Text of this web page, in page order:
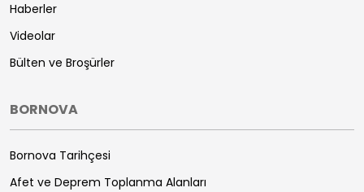
Haberler
Videolar
Bülten ve Broşürler
BORNOVA
Bornova Tarihçesi
Afet ve Deprem Toplanma Alanları